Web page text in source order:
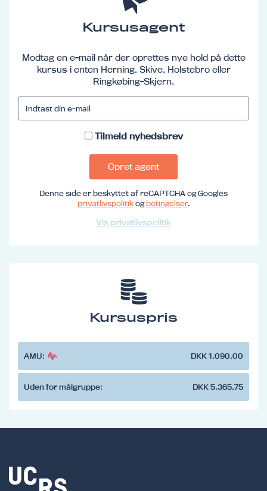
Kursusagent
Modtag en e-mail når der oprettes nye hold på dette
kursus i enten Herning, Skive, Holstebro eller
Ringkøbing-Skjern.
Tilmeld nyhedsbrev
Opret agent
Denne side er beskyttet af reCAPTCHA og Googles
privatlivspolitikogbetingelser.
Vis privatlivspolitik
Kursuspris
AMU: DKK 1.090,00
Uden for målgruppe: DKK 5.365,75